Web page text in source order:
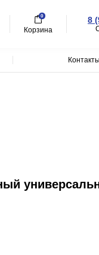
Корзина
8
0
Контакты